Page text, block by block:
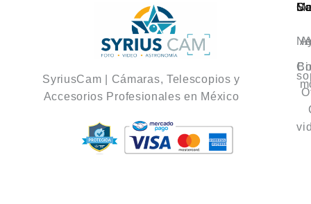
SyriusCam | Cámaras, Telescopios y
Accesorios Profesionales en México